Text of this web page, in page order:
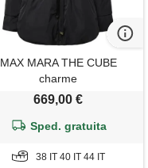
MAX MARA THE CUBE
charme
669,00 €
Sped. gratuita
38 IT 40 IT 44 IT